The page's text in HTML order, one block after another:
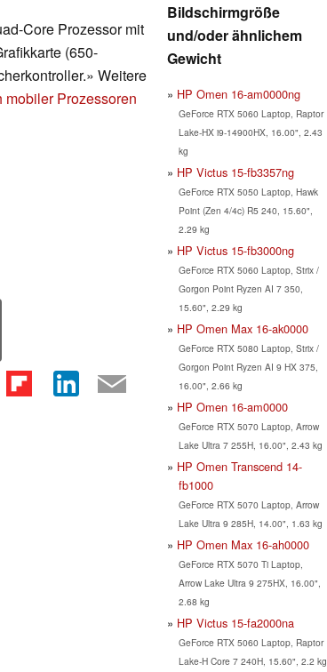
Core Prozessor mit
(650-
Weitere
mobiler Prozessoren
Bildschirmgröße
und/oder ähnlichem
Gewicht
HP Omen 16-am0000ng
GeForce RTX 5060 Laptop, Raptor
Lake-HX i9-14900HX, 16.00", 2.43
kg
HP Victus 15-fb3357ng
GeForce RTX 5050 Laptop, Hawk
Point (Zen 4/4c) R5 240, 15.60",
2.29 kg
HP Victus 15-fb3000ng
GeForce RTX 5060 Laptop, Strix /
Gorgon Point Ryzen AI 7 350,
15.60", 2.29 kg
HP Omen Max 16-ak0000
GeForce RTX 5080 Laptop, Strix /
Gorgon Point Ryzen AI 9 HX 375,
16.00", 2.66 kg
HP Omen 16-am0000
GeForce RTX 5070 Laptop, Arrow
Lake Ultra 7 255H, 16.00", 2.43 kg
HP Omen Transcend 14-
fb1000
GeForce RTX 5070 Laptop, Arrow
Lake Ultra 9 285H, 14.00", 1.63 kg
HP Omen Max 16-ah0000
GeForce RTX 5070 Ti Laptop,
Arrow Lake Ultra 9 275HX, 16.00",
2.68 kg
HP Victus 15-fa2000na
GeForce RTX 5060 Laptop, Raptor
Lake-H Core 7 240H, 15.60", 2.2 kg